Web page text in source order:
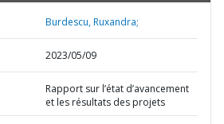
Burdescu, Ruxandra;
2023/05/09
Rapport sur l’état d’avancement
et les résultats des projets